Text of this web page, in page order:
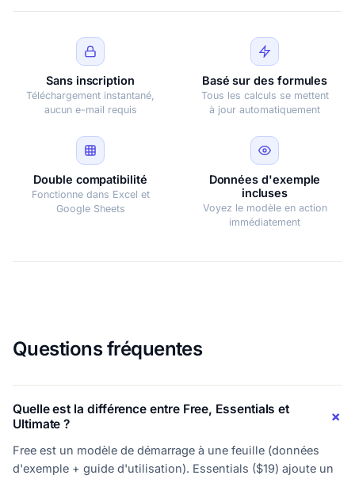
Sans inscription
Téléchargement instantané,
aucun e-mail requis
Basé sur des formules
Tous les calculs se mettent
à jour automatiquement
Double compatibilité
Fonctionne dans Excel et
Google Sheets
Données d'exemple
incluses
Voyez le modèle en action
immédiatement
Questions fréquentes
Quelle est la différence entre Free, Essentials et
Ultimate ?
Free est un modèle de démarrage à une feuille (données
d'exemple + guide d'utilisation). Essentials ($19) ajoute un